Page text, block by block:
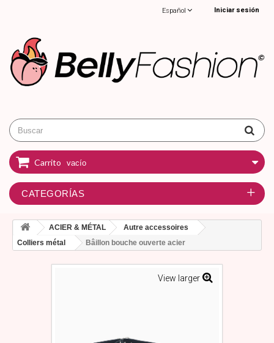
Iniciar sesión
Español
Carrito vacío
CATEGORÍAS
ACIER & MÉTAL
Autre accessoires
Colliers métal
Bâillon bouche ouverte acier
View larger